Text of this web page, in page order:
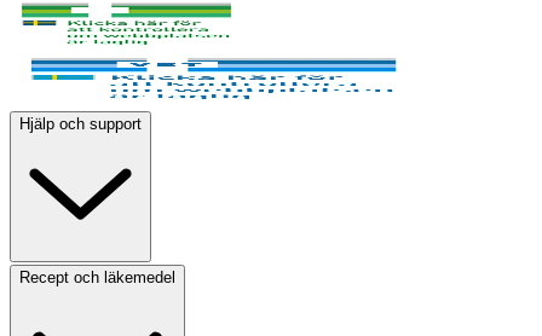
Hjälp och support
Recept och läkemedel